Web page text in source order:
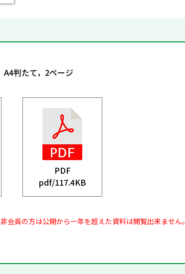
A4判たて，2ページ
PDF
pdf/117.4KB
非会員の方は公開から一年を超えた資料は閲覧出来ません。